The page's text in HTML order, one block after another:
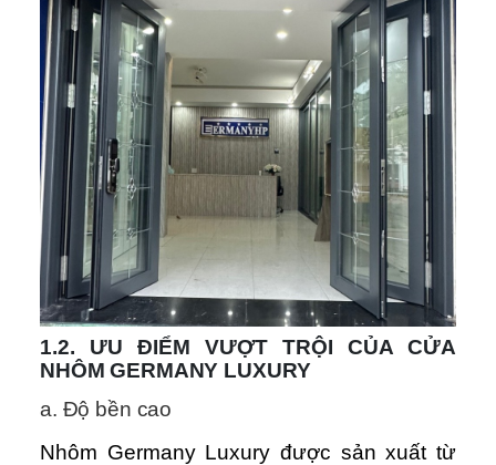
1.2. ƯU ĐIỂM VƯỢT TRỘI CỦA CỬA
NHÔM GERMANY LUXURY
a. Độ bền cao
Nhôm Germany Luxury được sản xuất từ